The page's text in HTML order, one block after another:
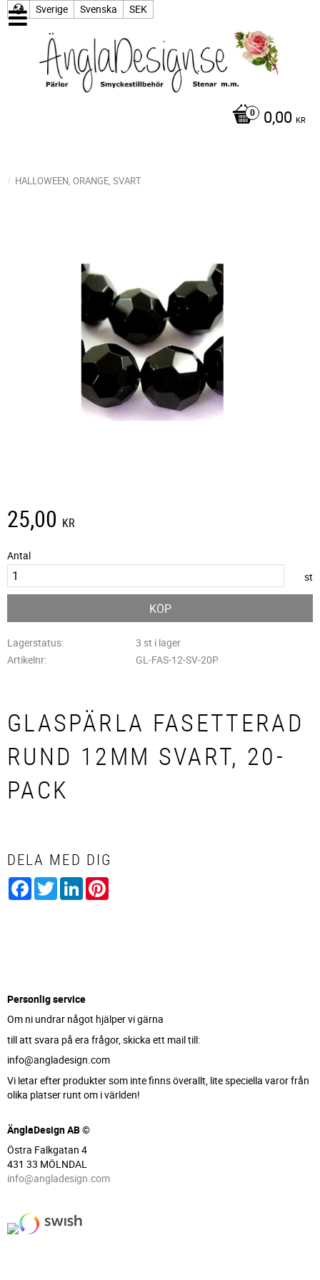
Sverige Svenska SEK
0,00 KR
HALLOWEEN, ORANGE, SVART
25,00 KR
Antal
st
KÖP
Lagerstatus
3 st i lager
Artikelnr
GL-FAS-12-SV-20P
GLASPÄRLA FASETTERAD
RUND 12MM SVART, 20-
PACK
DELA MED DIG
Facebook
TwitterLinkedIn
Personlig service
Om ni undrar något hjälper vi gärna
till att svara på era frågor, skicka ett mail till:
info@angladesign.com
Vi letar efter produkter som inte finns överallt, lite speciella varor från
olika platser runt om i världen!
ÄnglaDesign AB ©
Östra Falkgatan 4
431 33 MÖLNDAL
info@angladesign.com